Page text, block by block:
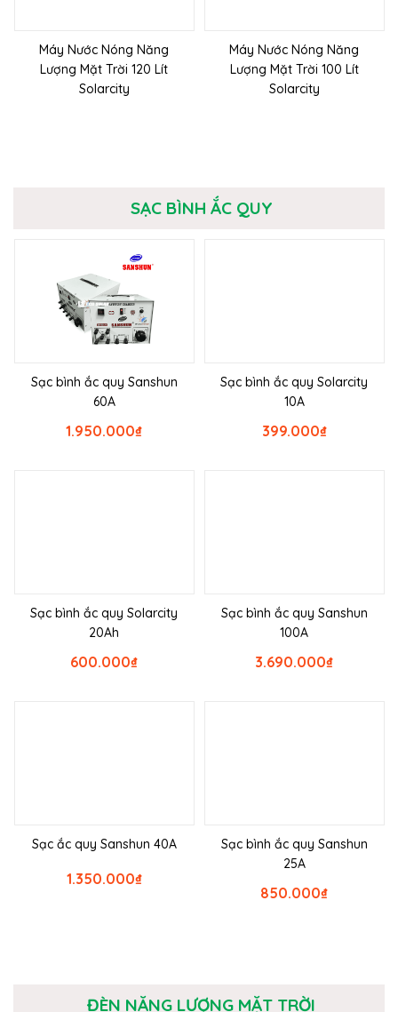
Máy Nước Nóng Năng
Lượng Mặt Trời 120 Lít
Solarcity
Máy Nước Nóng Năng
Lượng Mặt Trời 100 Lít
Solarcity
SẠC BÌNH ẮC QUY
Sạc bình ắc quy Sanshun
60A
₫
1.950.000
Sạc bình ắc quy Solarcity
10A
₫
399.000
Sạc bình ắc quy Solarcity
20Ah
₫
600.000
Sạc bình ắc quy Sanshun
100A
₫
3.690.000
Sạc ắc quy Sanshun 40A
₫
1.350.000
Sạc bình ắc quy Sanshun
25A
₫
850.000
ĐÈN NĂNG LƯỢNG MẶT TRỜI